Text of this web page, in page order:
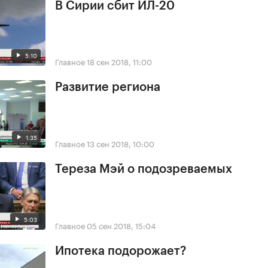
5:10
В Сирии сбит ИЛ-20
Главное18 сен 2018, 11:00
1:35
Развитие региона
Главное13 сен 2018, 10:00
5:03
Тереза Мэй о подозреваемых
Главное 05 сен 2018, 15:04
Ипотека подорожает?